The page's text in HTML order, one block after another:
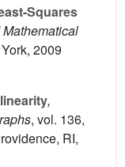
Squares
2009
,
, vol. 136,
RI,